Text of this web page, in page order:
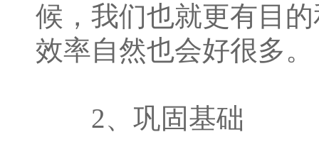
候，我们也就更有目
效率自然也会好很多。
2、巩固基础